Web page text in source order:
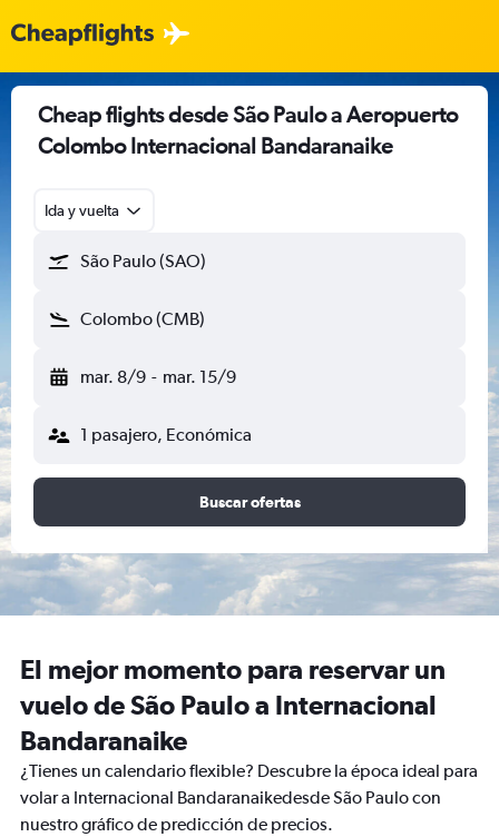
Cheap flights desde São Paulo a Aeropuerto
Colombo Internacional Bandaranaike
Ida y vuelta
São Paulo (SAO)
Colombo (CMB)
mar. 8/9 - mar. 15/9
1 pasajero, Económica
Buscar ofertas
El mejor momento para reservar un
vuelo de São Paulo a Internacional
Bandaranaike
¿Tienes un calendario flexible? Descubre la época ideal para
volar a Internacional Bandaranaikedesde São Paulo con
nuestro gráfico de predicción de precios.